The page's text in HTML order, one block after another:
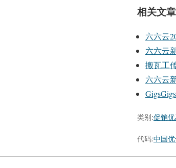
相关文章
六六云
六六云
搬瓦工
六六云
类别:促销
代码:中国